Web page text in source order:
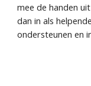
mee de handen
dan in als
ondersteunen en